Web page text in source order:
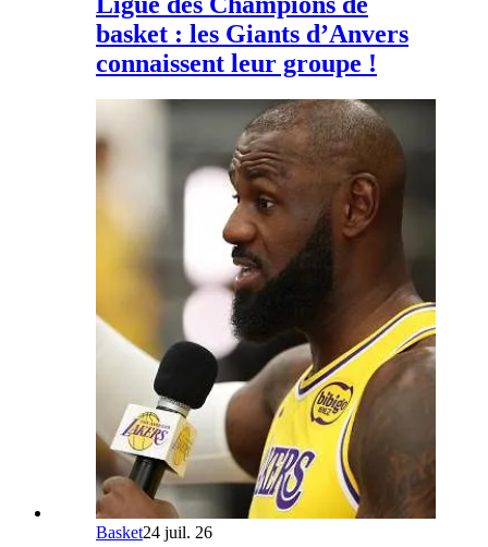
basket : les Giants d’Anvers
connaissent leur groupe !
Basket24 juil. 26